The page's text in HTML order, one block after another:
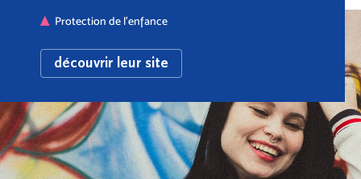
Protection de l'enfance
découvrir leur site